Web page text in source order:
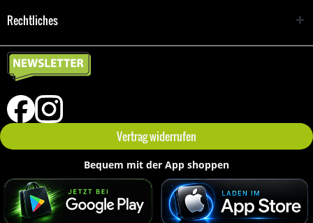
Rechtliches
Vertrag widerrufen
Bequem mit der App shoppen